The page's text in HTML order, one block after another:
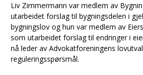
Liv Zimmermann var medlem av
utarbeidet forslag til bygningsdelen i
bygningslov og hun var medlem av
som utarbeidet forslag til endringer i
nå leder av Advokatforeningens
reguleringsspørsmål.